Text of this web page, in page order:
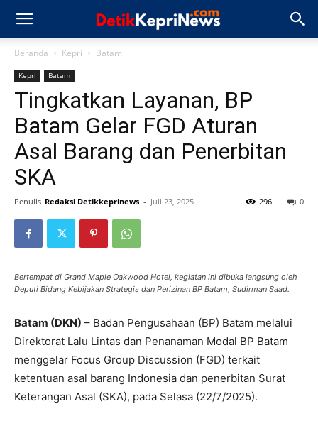
Beranda Kepri Batam
Kepri Batam
Tingkatkan Layanan, BP
Batam Gelar FGD Aturan
Asal Barang dan Penerbitan
SKA
Penulis Redaksi Detikkeprinews - Juli 23, 2025 0
296
Bertempat di Grand Maple Oakwood Hotel, kegiatan ini dibuka langsung oleh
Deputi Bidang Kebijakan Strategis dan Perizinan BP Batam, Sudirman Saad.
Batam (DKN) – Badan Pengusahaan (BP) Batam melalui
Direktorat Lalu Lintas dan Penanaman Modal BP Batam
menggelar Focus Group Discussion (FGD) terkait
ketentuan asal barang Indonesia dan penerbitan Surat
Keterangan Asal (SKA), pada Selasa (22/7/2025).